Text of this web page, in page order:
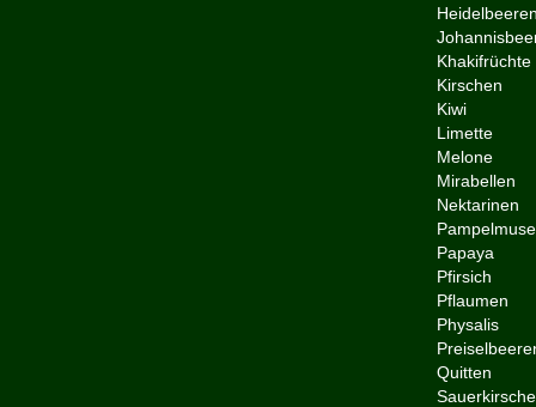
Khakifrüchte
Kirschen
Kiwi
Limette
Melone
Mirabellen
Nektarinen
Pampelmuse
Papaya
Pfirsich
Pflaumen
Physalis
Quitten